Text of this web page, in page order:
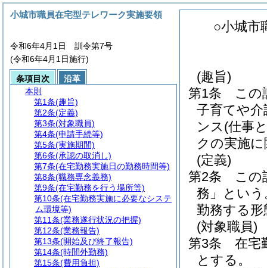
○小城市
(趣旨)
第1条
この
子育てや
ンス (仕事
クの実施
(定義)
第2条
この
務」という
勤務する
(対象職員)
第3条
在宅
とする。
小城市職員在宅型テレワーク実施要領
令和6年4月1日 訓令第7号
(令和6年4月1日施行)
条項目次
沿革
本則
第1条(趣旨)
第2条(定義)
第3条(対象職員)
第4条(申請手続等)
第5条(実施期間)
第6条(承認の取消し)
第7条(在宅勤務実施日の勤務時間等)
第8条(職務専念義務)
第9条(在宅勤務を行う場所等)
第10条(在宅勤務実施に必要なシステ
ム環境等)
第11条(業務遂行状況の把握)
第12条(業務報告)
第13条(開始及び終了報告)
第14条(時間外勤務)
第15条(費用負担)